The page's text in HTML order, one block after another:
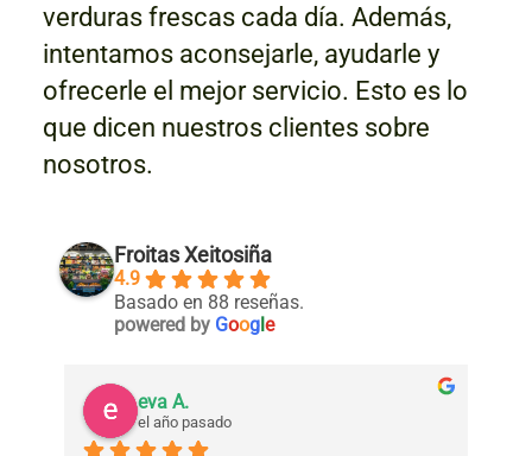
verduras frescas cada día. Además,
intentamos aconsejarle, ayudarle y
ofrecerle el mejor servicio. Esto es lo
que dicen nuestros clientes sobre
nosotros.
Froitas Xeitosiña
4.9
Basado en 88 reseñas.
powered by Google
eva A.
el año pasado